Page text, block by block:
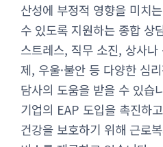
산성에 부정적 영향을 미치
수 있도록 지원하는 종합 상
스트레스, 직무 소진, 상사
제, 우울·불안 등 다양한 심
담사의 도움을 받을 수 있습
기업의 EAP 도입을 촉진하
건강을 보호하기 위해 근로